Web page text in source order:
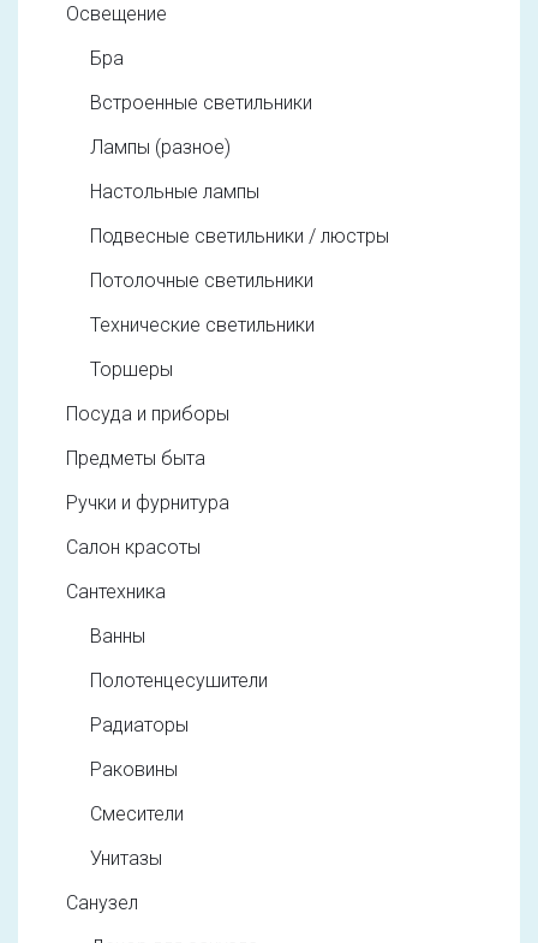
Освещение
Бра
Встроенные светильники
Лампы (разное)
Настольные лампы
Подвесные светильники / люстры
Потолочные светильники
Технические светильники
Торшеры
Посуда и приборы
Предметы быта
Ручки и фурнитура
Салон красоты
Сантехника
Ванны
Полотенцесушители
Радиаторы
Раковины
Смесители
Унитазы
Санузел